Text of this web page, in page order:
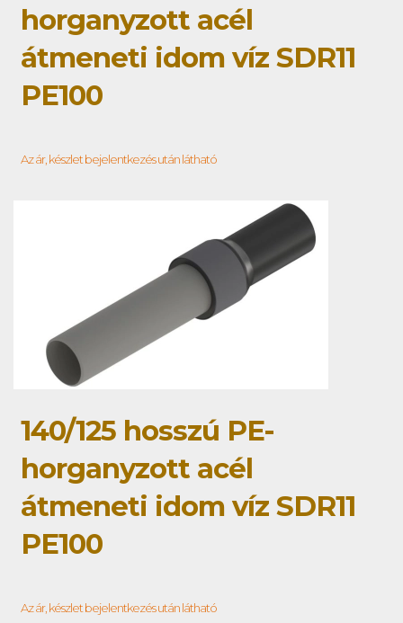
horganyzott acél
átmeneti idom víz SDR11
PE100
Az ár, készlet bejelentkezés után látható
140/125 hosszú PE-
horganyzott acél
átmeneti idom víz SDR11
PE100
Az ár, készlet bejelentkezés után látható